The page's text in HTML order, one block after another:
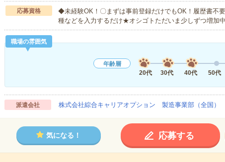
応募資格
◆未経験OK！〇まずは事前登録だけでもOK！履歴書不
種などを入力するだけ★オシゴトただいま少しずつ増加
職場の雰囲気
年齢層
20代
30代 40代 50代
派遣会社 株式会社綜合キャリアオプション 製造事業部（全国）
気になる！ 応募する